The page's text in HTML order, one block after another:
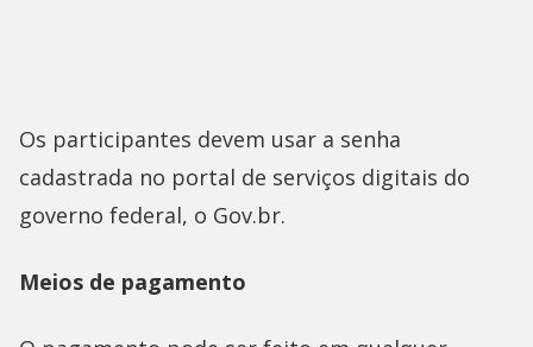
Os participantes devem usar a senha
cadastrada no portal de serviços digitais do
governo federal, o Gov.br.
Meios de pagamento